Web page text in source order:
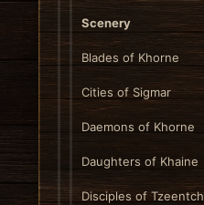
Scenery
Blades of Khorne
Cities of Sigmar
Daemons of Khorne
Daughters of Khaine
Disciples of Tzeentch